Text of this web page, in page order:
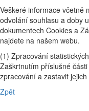
Veškeré informace včetně
odvolání souhlasu a doby
dokumentech Cookies a
najdete na našem webu.
(1) Zpracování
Zaškrtnutím příslušné
zpracování a zastavit
Zpět